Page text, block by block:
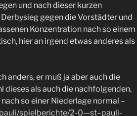
und nach dieser kurzen
gegen die Vorstädter und
Konzentration nach so einem
hier an irgend etwas anderes als
anders, er muß ja aber auch die
dieses als auch die nachfolgenden,
so einer Niederlage normal –
spielberichte/2-0—st–pauli-